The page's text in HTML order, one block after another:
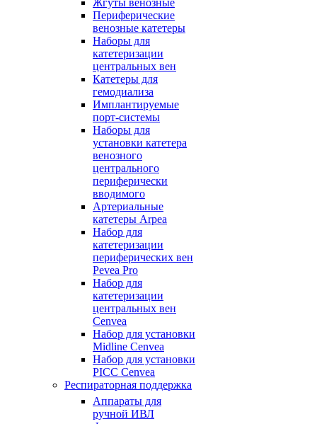
Жгуты венозные
Периферические
венозные катетеры
Наборы для
катетеризации
центральных вен
Катетеры для
гемодиализа
Имплантируемые
порт‑системы
Наборы для
установки катетера
венозного
центрального
периферически
вводимого
Артериальные
катетеры Arpea
Набор для
катетеризации
периферических вен
Pevea Pro
Набор для
катетеризации
центральных вен
Cenvea
Набор для установки
Midline Cenvea
Набор для установки
PICC Cenvea
Респираторная поддержка
Аппараты для
ручной ИВЛ